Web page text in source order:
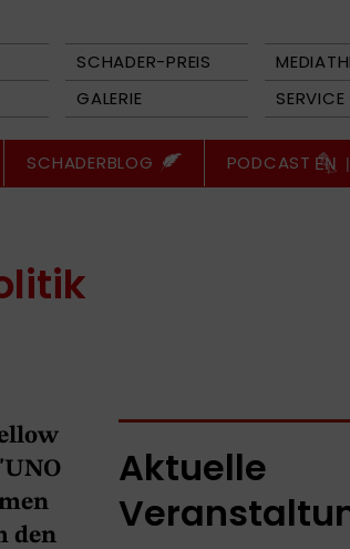
SCHADER-PREIS
GALERIE SERVICE
SCHADERBLOG PODCAST EN |
den
Aktuelle